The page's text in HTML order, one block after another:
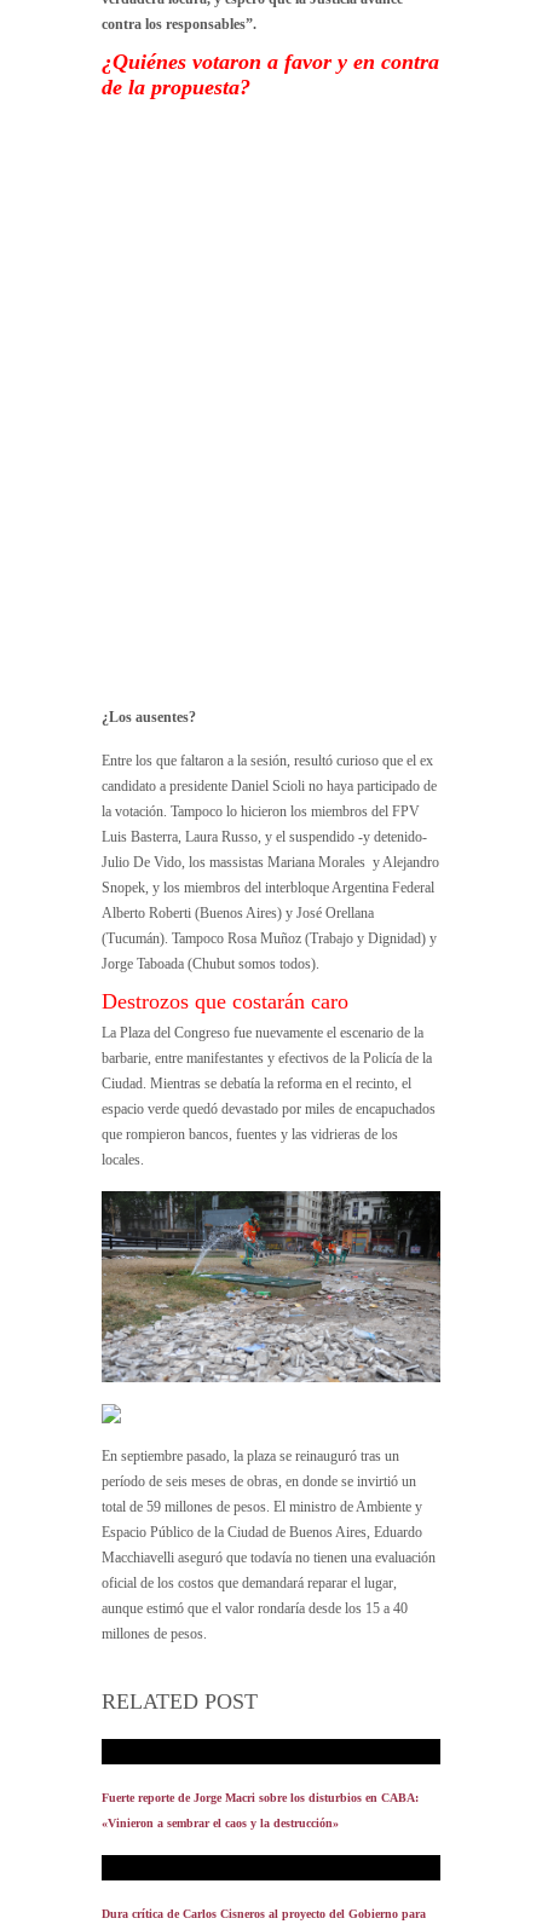
contra los responsables”.
¿Quiénes votaron a favor y en contra
de la propuesta?
¿Los ausentes?
Entre los que faltaron a la sesión, resultó curioso que el ex
candidato a presidente Daniel Scioli no haya participado de
la votación. Tampoco lo hicieron los miembros del FPV
Luis Basterra, Laura Russo, y el suspendido -y detenido-
Julio De Vido, los massistas Mariana Morales y Alejandro
Snopek, y los miembros del interbloque Argentina Federal
Alberto Roberti (Buenos Aires) y José Orellana
(Tucumán). Tampoco Rosa Muñoz (Trabajo y Dignidad) y
Jorge Taboada (Chubut somos todos).
Destrozos que costarán caro
La Plaza del Congreso fue nuevamente el escenario de la
barbarie, entre manifestantes y efectivos de la Policía de la
Ciudad. Mientras se debatía la reforma en el recinto, el
espacio verde quedó devastado por miles de encapuchados
que rompieron bancos, fuentes y las vidrieras de los
locales.
En septiembre pasado, la plaza se reinauguró tras un
período de seis meses de obras, en donde se invirtió un
total de 59 millones de pesos. El ministro de Ambiente y
Espacio Público de la Ciudad de Buenos Aires, Eduardo
Macchiavelli aseguró que todavía no tienen una evaluación
oficial de los costos que demandará reparar el lugar,
aunque estimó que el valor rondaría desde los 15 a 40
millones de pesos.
RELATED POST
Fuerte reporte de Jorge Macri sobre los disturbios en CABA:
«Vinieron a sembrar el caos y la destrucción»
Dura crítica de Carlos Cisneros al proyecto del Gobierno para